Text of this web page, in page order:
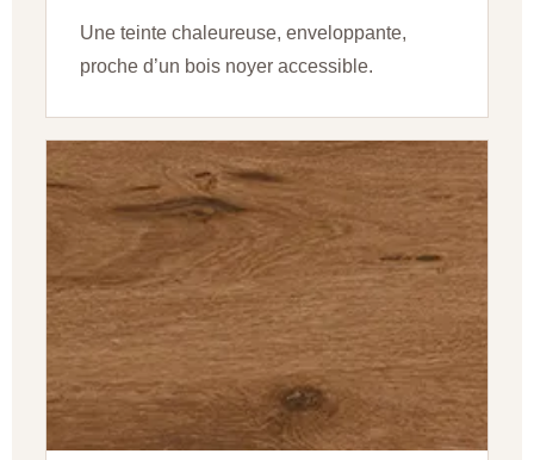
Une teinte chaleureuse, enveloppante,
proche d’un bois noyer accessible.